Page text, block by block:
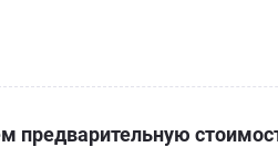
предварительную